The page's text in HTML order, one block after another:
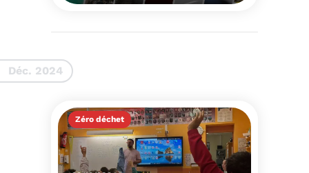
souhaite une très bonne
Déc. 2024
Zéro déchet